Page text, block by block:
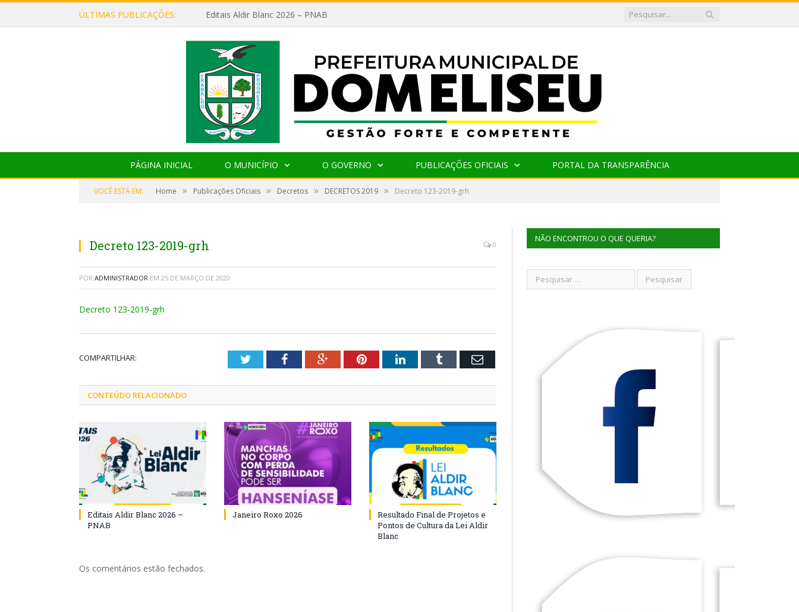
ÚLTIMAS PUBLICAÇÕES: Editais Aldir Blanc 2026 – PNAB
PÁGINA INICIAL O MUNICÍPIO O GOVERNO PUBLICAÇÕES OFICIAIS PORTAL DA TRANSPARÊNCIA
VOCÊ ESTÁ EM: Home » Publicações Oficiais » Decretos » DECRETOS 2019 » Decreto 123-2019-grh
Decreto 123-2019-grh 0
POR ADMINISTRADOR EM 25 DE MARÇO DE 2020
Decreto 123-2019-grh
COMPARTILHAR: TwitterFacebookGoogle+PinterestLinkedInTumblr Email
CONTEÚDO RELACIONADO
Editais Aldir Blanc 2026 –
PNAB
Janeiro Roxo 2026
Resultado Final de Projetos e
Pontos de Cultura da Lei Aldir
Blanc
Os comentários estão fechados.
NÃO ENCONTROU O QUE QUERIA?